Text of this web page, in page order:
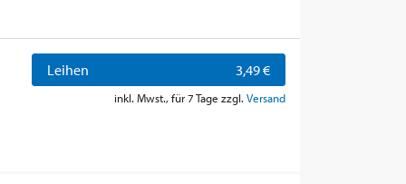
Leihen 3,49 €
inkl. Mwst., für 7 Tage zzgl. Versand